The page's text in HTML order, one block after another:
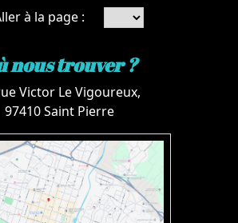
à la page :
nous trouver ?
Victor Le Vigoureux,
97410 Saint Pierre